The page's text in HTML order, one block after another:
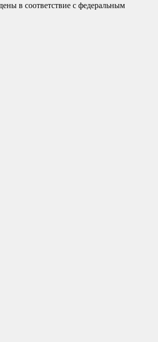
в соответствие с федеральным